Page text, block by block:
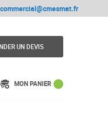
commercial@cmesmat.fr
UN DEVIS
MON PANIER